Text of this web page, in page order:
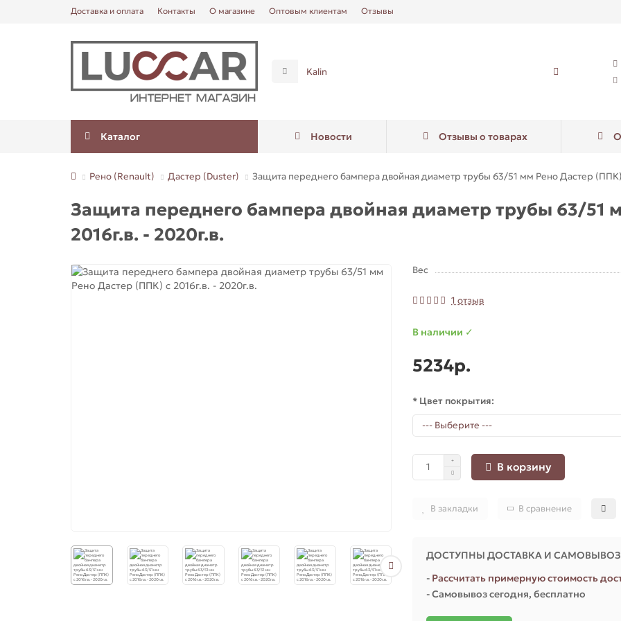
Доставка и оплата Контакты О магазине Оптовым клиентам Отзывы
Каталог Новости Отзывы о товарах
Рено (Renault) Дастер (Duster) Защита переднего бампера двойная диаметр трубы 63/51 мм Рено Дастер (ППК)
Защита переднего бампера двойная диаметр трубы 63/51
2016г.в. - 2020г.в.
Вес
1 отзыв
В наличии ✓
5234р.
* Цвет покрытия:
В корзину
В закладки В сравнение
ДОСТУПНЫ ДОСТАВКА И САМОВЫВОЗ
- Рассчитать примерную стоимость
- Самовывоз сегодня, бесплатно